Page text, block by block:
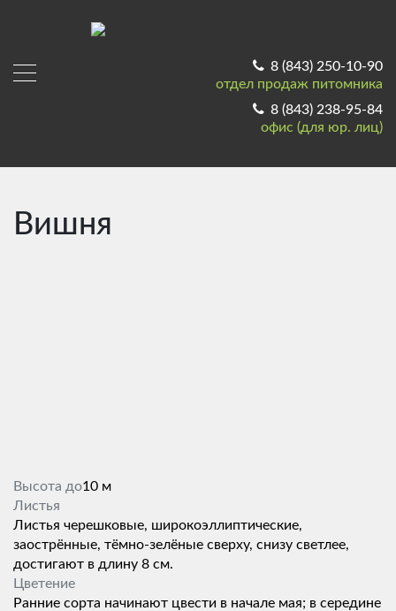
8 (843) 250-10-90
отдел продаж питомника
8 (843) 238-95-84
офис (для юр. лиц)
Вишня
Высота до10 м
Листья
Листья черешковые, широкоэллиптические,
заострённые, тёмно-зелёные сверху, снизу светлее,
достигают в длину 8 см.
Цветение
Ранние сорта начинают цвести в начале мая; в середине